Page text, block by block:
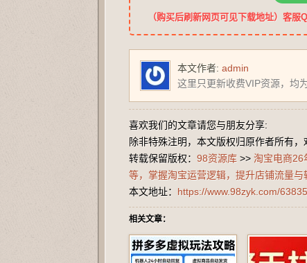
（购买后刷新网页可见下载地址）客服
本文作者: admin
这里只更新收费VIP资源，均
喜欢我们的文章请您与朋友分享:
除非特殊注明，本文版权归原作者所有
转载保留版权： 98资源库 >> 淘宝电商26
等，掌握淘宝运营逻辑，提升店铺流量与
本文地址： https://www.98zyk.com/
相关文章：